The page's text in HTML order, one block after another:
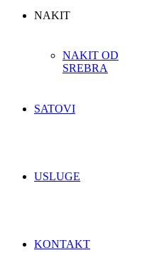
NAKIT
NAKIT OD
SREBRA
SATOVI
USLUGE
KONTAKT